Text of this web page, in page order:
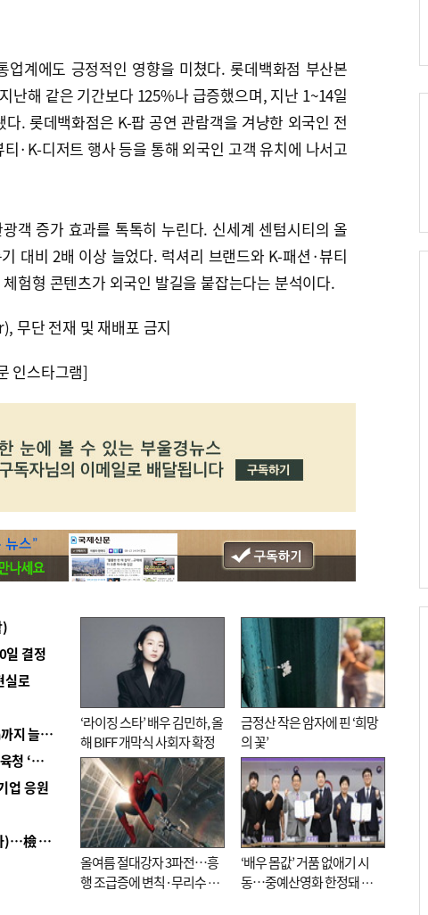
업계에도 긍정적인 영향을 미쳤다. 롯데백화점 부산본
난해 같은 기간보다 125%나 급증했으며, 지난 1~14일
. 롯데백화점은 K-팝 공연 관람객을 겨냥한 외국인 전
·K-디저트 행사 등을 통해 외국인 고객 유치에 나서고
객 증가 효과를 톡톡히 누린다. 신세계 센텀시티의 올
대비 2배 이상 늘었다. 럭셔리 브랜드와 K-패션·뷰티
험형 콘텐츠가 외국인 발길을 붙잡는다는 분석이다.
단 전재 및 재배포 금지
인스타그램]
)
일 결정
실로
■ 경남 농정 비전 ‘잘 사는 농촌’…스마트팜 1000㏊까지 늘린다
■ 교육혁신선도지 공모 코앞인데…구·군 난색에 교육청 ‘쩔쩔’
업 응원
■ 검사 신분 버리고 직급하향(10년 이하 저연차 검사)…檢 중수청행 기피
‘라이징 스타’ 배우 김민하, 올
해 BIFF 개막식 사회자 확정
금정산 작은 암자에 핀 ‘희망
의 꽃’
올여름 절대강자 3파전…흥
행 조급증에 변칙·무리수 마
‘배우 몸값’ 거품 없애기 시
동…중예산영화 한정돼 실